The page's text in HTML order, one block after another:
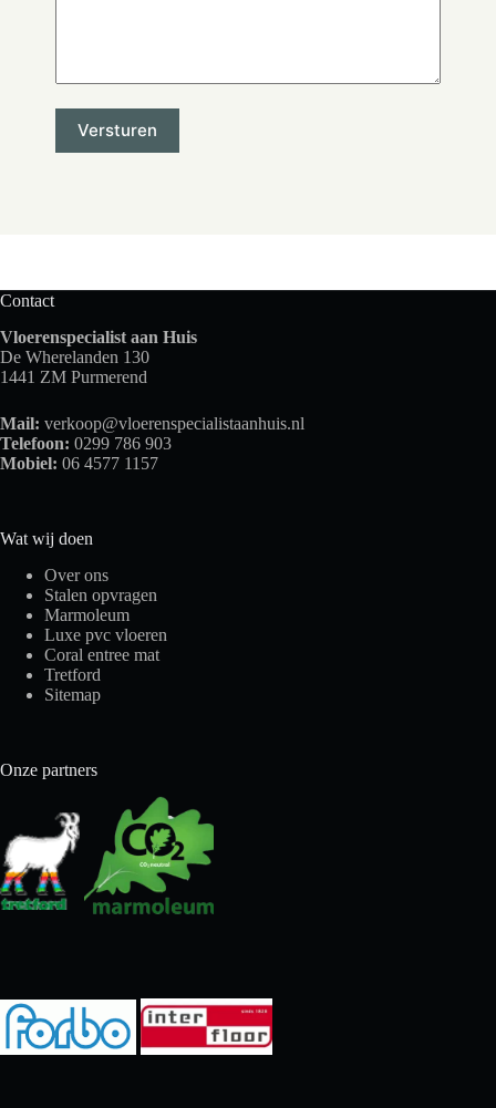
Contact
Vloerenspecialist aan Huis
De Wherelanden 130
1441 ZM Purmerend
Mail: verkoop@vloerenspecialistaanhuis.nl
Telefoon: 0299 786 903
Mobiel: 06 4577 1157
Wat wij doen
Over ons
Stalen opvragen
Marmoleum
Luxe pvc vloeren
Coral entree mat
Tretford
Sitemap
Onze partners